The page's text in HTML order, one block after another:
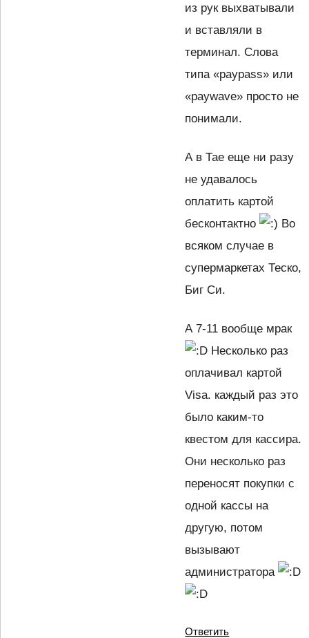
из рук выхватывали
и вставляли в
терминал. Слова
типа «paypass» или
«paywave» просто не
понимали.
А в Тае еще ни разу
не удавалось
оплатить картой
бесконтактно
Во
всяком случае в
супермаркетах Теско,
Биг Си.
А 7-11 вообще мрак
Несколько раз
оплачивал картой
Visa. каждый раз это
было каким-то
квестом для кассира.
Они несколько раз
переносят покупки с
одной кассы на
другую, потом
вызывают
администратора
Ответить